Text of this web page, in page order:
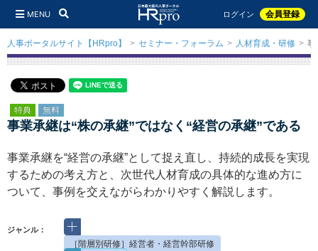
MENU ログイン 会員登録
人事ポータルサイト【HRpro】 セミナー・フォーラム 人材育成・研修 事
特典 無料
事業承継は“株の承継”ではなく“経営の承継”である
事業承継を“経営の承継”として捉え直し、持続的成長を実現
するための考え方と、次世代人材育成の具体的な進め方に
ついて、事例を交えながらわかりやすく解説します。
ジャンル：
［階層別研修］経営者・経営幹部研修